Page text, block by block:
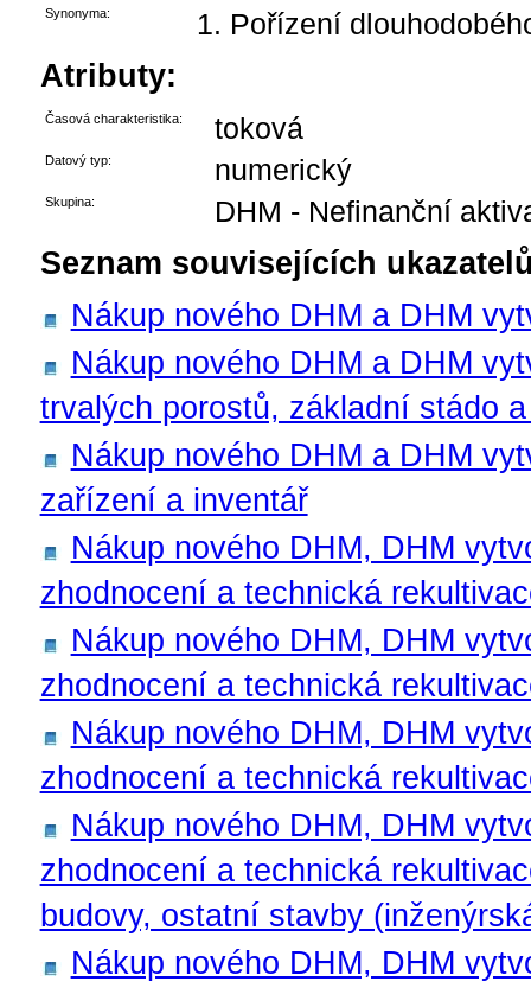
Synonyma: Pořízení
Atributy:
Časová charakteristika: toková
Datový typ: numerický
Skupina: DHM - Nefinanční
Seznam souvisejících
Nákup nového DHM a DHM
Nákup nového DHM a DHM
trvalých porostů, základní stádo
Nákup nového DHM a DHM
zařízení a inventář
Nákup nového DHM, DHM
zhodnocení a technická
Nákup nového DHM, DHM
zhodnocení a technická
Nákup nového DHM, DHM
zhodnocení a technická
Nákup nového DHM, DHM
zhodnocení a technická
budovy, ostatní stavby
Nákup nového DHM, DHM